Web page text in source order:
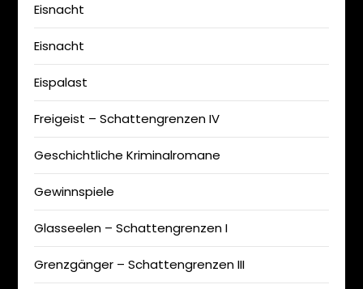
Eisnacht
Eisnacht
Eispalast
Freigeist – Schattengrenzen IV
Geschichtliche Kriminalromane
Gewinnspiele
Glasseelen – Schattengrenzen I
Grenzgänger – Schattengrenzen III